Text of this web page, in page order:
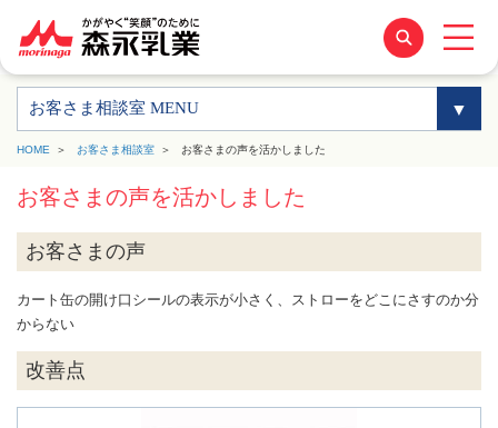
お客さま相談室 MENU
HOME お客さま相談室 お客さまの声を活かしました
お客さまの声を活かしました
お客さまの声
カート缶の開け口シールの表示が小さく、ストローをどこにさすのか分
からない
改善点